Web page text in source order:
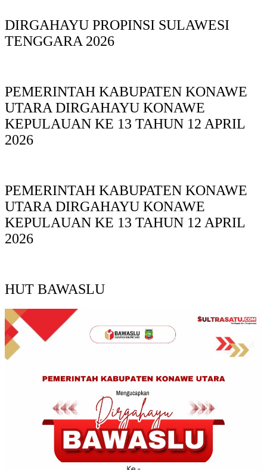
DIRGAHAYU PROPINSI SULAWESI
TENGGARA 2026
PEMERINTAH KABUPATEN KONAWE
UTARA DIRGAHAYU KONAWE
KEPULAUAN KE 13 TAHUN 12 APRIL
2026
PEMERINTAH KABUPATEN KONAWE
UTARA DIRGAHAYU KONAWE
KEPULAUAN KE 13 TAHUN 12 APRIL
2026
HUT BAWASLU